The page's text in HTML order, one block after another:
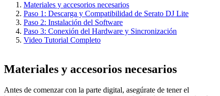
Materiales y accesorios necesarios
Paso 1: Descarga y Compatibilidad de Serato DJ Lite
Paso 2: Instalación del Software
Paso 3: Conexión del Hardware y Sincronización
Video Tutorial Completo
Materiales y accesorios necesarios
Antes de comenzar con la parte digital, asegúrate de tener el